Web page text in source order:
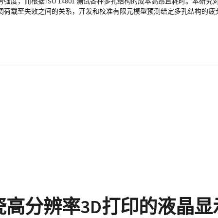
载至失效之间的关系，开发和校准有限元模型预测给定多孔结构的疲
分辨率3D打印的液晶